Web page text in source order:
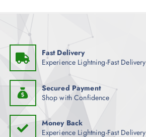
Fast Delivery
Experience Lightning-Fast Delivery
Secured Payment
Shop with Confidence
Money Back
Experience Lightning-Fast Delivery